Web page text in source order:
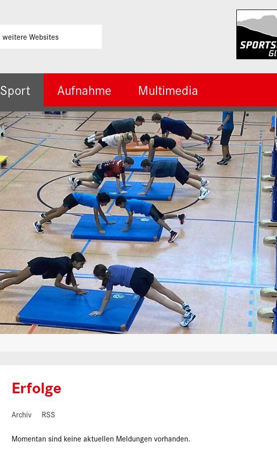
weitere Websites
Sport Aufnahme Multimedia
Erfolge
Archiv RSS
Momentan sind keine aktuellen Meldungen vorhanden.